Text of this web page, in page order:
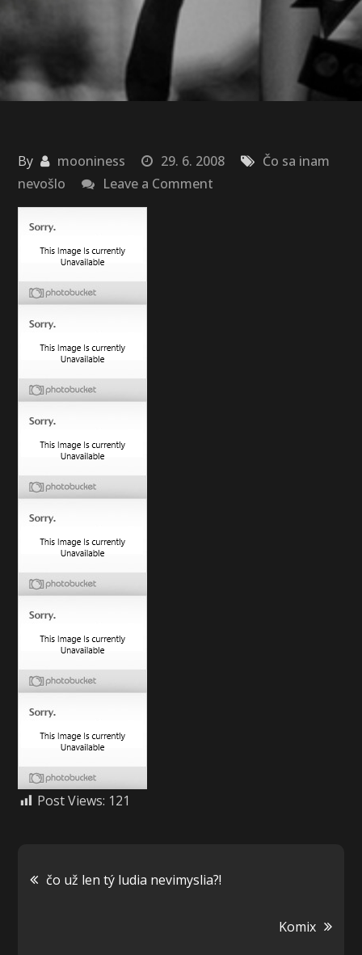
By mooniness 29. 6. 2008
Čo sa inam
nevošlo
Leave a Comment
Post Views: 121
Navigácia
čo už len tý ludia nevimyslia?!
Komix